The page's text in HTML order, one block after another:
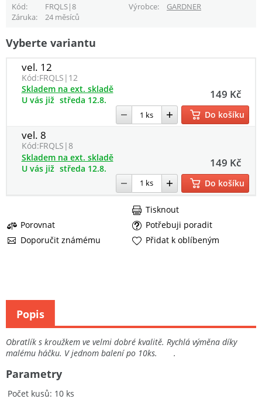
Kód FRQLS|8 Výrobce
GARDNER
Záruka
24 měsíců
Vyberte variantu
vel. 12
Kód:FRQLS|12
149 Kč
Skladem na ext. skladě
U vás již středa 12.8.
Do košíku
vel. 8
Kód:FRQLS|8
149 Kč
Skladem na ext. skladě
U vás již středa 12.8.
Do košíku
Porovnat
Potřebuji poradit
Doporučit známému
Tisknout
Přidat k oblíbeným
Obratlík s kroužkem ve velmi dobré kvalitě. Rychlá výměna díky
malému háčku. V jednom balení po 10ks. .
Počet kusů 10 ks
Parametry
Popis